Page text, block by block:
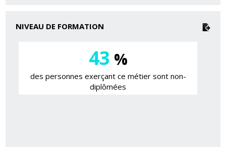
NIVEAU DE FORMATION
43 %
des personnes exerçant ce métier sont non-
diplômées